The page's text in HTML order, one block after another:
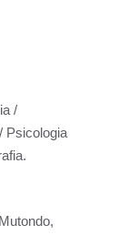
/
Psicologia